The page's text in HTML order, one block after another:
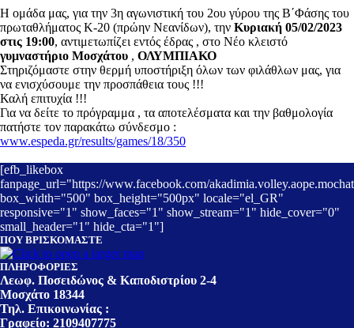
Η ομάδα μας, για την 3η αγωνιστική του 2ου γύρου της Β΄Φάσης του
πρωταθλήματος Κ-20 (πρώην Νεανίδων), την Κυριακή 05/02/2023
στις 19:00, αντιμετωπίζει εντός έδρας , στο Νέο κλειστό
γυμναστήριο Μοσχάτου , ΟΛΥΜΠΙΑΚΟ
Στηριζόμαστε στην θερμή υποστήριξη όλων των φιλάθλων μας, για
να ενισχύσουμε την προσπάθεια τους !!!
Καλή επιτυχία !!!
Για να δείτε το πρόγραμμα , τα αποτελέσματα και την βαθμολογία
πατήστε τον παρακάτω σύνδεσμο :
www.espeda.gr/results/games/18/350
[efb_likebox
fanpage_url="https://www.facebook.com/
box_width="500" box_height="500px" locale="el_GR"
responsive="1" show_faces="1" show_stream="1" hide_cover="0"
small_header="1" hide_cta="1"]
ΠΟΥ ΒΡΙΣΚΟΜΑΣΤΕ
ΠΛΗΡΟΦΟΡΙΕΣ
Λεωφ. Ποσειδώνος & Καποδιστρίου 2-4
Μοσχάτο 18344
Τηλ. Επικοινωνίας :
Γραφείο: 2109407775